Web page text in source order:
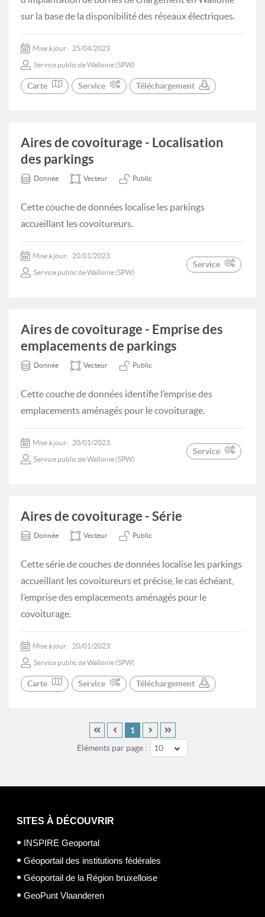
sur la base de la disponibilité des réseaux électriques.
Mise à jour: 25/04/2023
Service public de Wallonie (SPW)
Carte Service Téléchargement
Aires de covoiturage - Localisation
des parkings
Donnée Vecteur Public
Cette couche de données localise les parkings
accueillant les covoitureurs.
Mise à jour: 20/01/2023
Service public de Wallonie (SPW)
Service
Aires de covoiturage - Emprise des
emplacements de parkings
Donnée Vecteur Public
Cette couche de données identifie l’emprise des
emplacements aménagés pour le covoiturage.
Mise à jour: 20/01/2023
Service public de Wallonie (SPW)
Service
Aires de covoiturage - Série
Donnée Vecteur Public
Cette série de couches de données localise les parkings
accueillant les covoitureurs et précise, le cas échéant,
l’emprise des emplacements aménagés pour le
covoiturage.
Mise à jour: 20/01/2023
Service public de Wallonie (SPW)
Carte Service Téléchargement
Éléments par page : 10
1
SITES À DÉCOUVRIR
INSPIRE Geoportal
Géoportail des institutions fédérales
Géoportail de la Région bruxelloise
GeoPunt Vlaanderen